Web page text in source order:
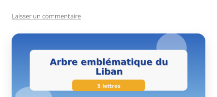
Laisser un commentaire